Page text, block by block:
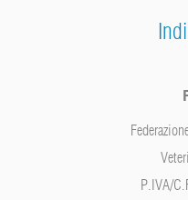
P.IVA/